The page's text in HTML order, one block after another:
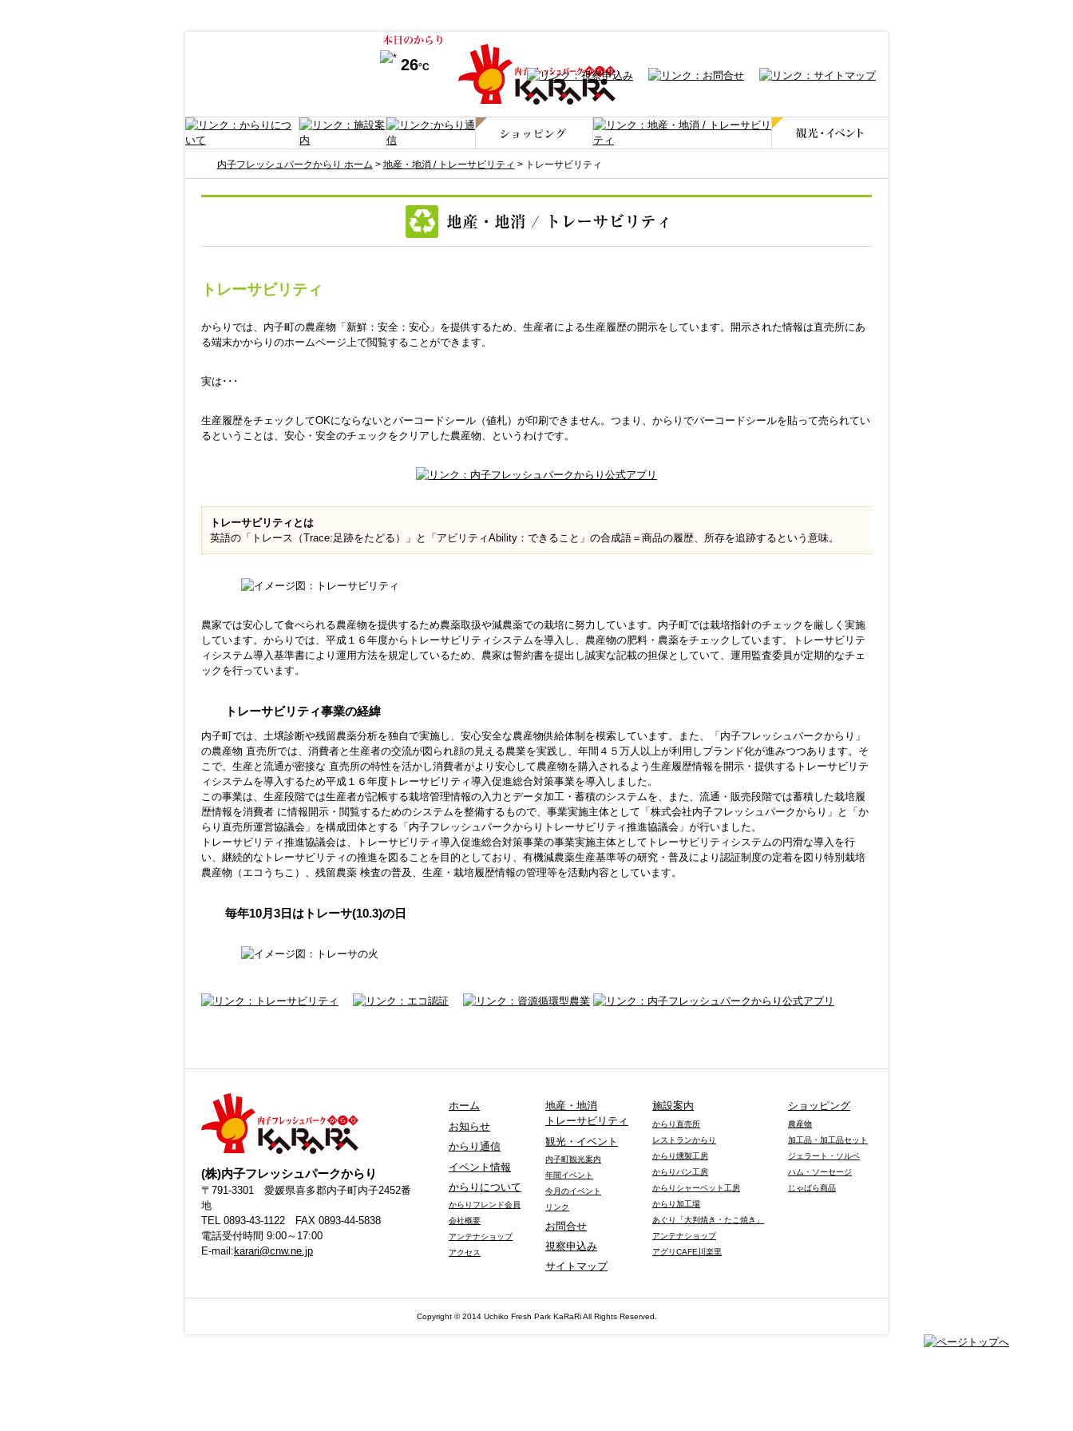
26°C
内子フレッシュパークからり ホーム > 地産・地消 / トレーサビリティ > トレーサビリティ
トレーサビリティ
からりでは、内子町の農産物「新鮮：安全：安心」を提供するため、生産者による生産履歴の開示をしています。開示された情報は直売所にあ
る端末かからりのホームページ上で閲覧することができます。
実は･･･
生産履歴をチェックしてOKにならないとバーコードシール（値札）が印刷できません。つまり、からりでバーコードシールを貼って売られてい
るということは、安心・安全のチェックをクリアした農産物、というわけです。
トレーサビリティとは
英語の「トレース（Trace:足跡をたどる）」と「アビリティAbility：できること」の合成語＝商品の履歴、所存を追跡するという意味。
農家では安心して食べられる農産物を提供するため農薬取扱や減農薬での栽培に努力しています。内子町では栽培指針のチェックを厳しく実施
しています。からりでは、平成１６年度からトレーサビリティシステムを導入し、農産物の肥料・農薬をチェックしています。トレーサビリテ
ィシステム導入基準書により運用方法を規定しているため、農家は誓約書を提出し誠実な記載の担保としていて、運用監査委員が定期的なチェ
ックを行っています。
トレーサビリティ事業の経緯
内子町では、土壌診断や残留農薬分析を独自で実施し、安心安全な農産物供給体制を模索しています。また、「内子フレッシュパークからり」
の農産物 直売所では、消費者と生産者の交流が図られ顔の見える農業を実践し、年間４５万人以上が利用しブランド化が進みつつあります。そ
こで、生産と流通が密接な 直売所の特性を活かし消費者がより安心して農産物を購入されるよう生産履歴情報を開示・提供するトレーサビリテ
ィシステムを導入するため平成１６年度トレーサビリティ導入促進総合対策事業を導入しました。
この事業は、生産段階では生産者が記帳する栽培管理情報の入力とデータ加工・蓄積のシステムを、また、流通・販売段階では蓄積した栽培履
歴情報を消費者 に情報開示・閲覧するためのシステムを整備するもので、事業実施主体として「株式会社内子フレッシュパークからり」と「か
らり直売所運営協議会」を構成団体とする「内子フレッシュパークからりトレーサビリティ推進協議会」が行いました。
トレーサビリティ推進協議会は、トレーサビリティ導入促進総合対策事業の事業実施主体としてトレーサビリティシステムの円滑な導入を行
い、継続的なトレーサビリティの推進を図ることを目的としており、有機減農薬生産基準等の研究・普及により認証制度の定着を図り特別栽培
農産物（エコうちこ）、残留農薬 検査の普及、生産・栽培履歴情報の管理等を活動内容としています。
毎年10月3日はトレーサ(10.3)の日
(株)内子フレッシュパークからり
〒791-3301 愛媛県喜多郡内子町内子2452番
地
TEL 0893-43-1122 FAX 0893-44-5838
電話受付時間 9:00～17:00
E-mail: karari@cnw.ne.jp
ホーム
お知らせ
からり通信
イベント情報
からりについて
からりフレンド会員
会社概要
アンテナショップ
アクセス
地産・地消
トレーサビリティ
観光・イベント
内子町観光案内
年間イベント
今月のイベント
リンク
お問合せ
視察申込み
サイトマップ
施設案内
からり直売所
レストランからり
からり燻製工房
からりパン工房
からりシャーベット工房
からり加工場
あぐり「大判焼き・たこ焼き」
アンテナショップ
アグリCAFE川楽里
ショッピング
農産物
加工品・加工品セット
ジェラート・ソルベ
ハム・ソーセージ
じゃばら商品
Copyright © 2014 Uchiko Fresh Park KaRaRi All Rights Reserved.